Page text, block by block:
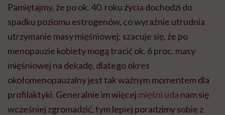
Pamiętajmy, że po ok. 40. roku życia dochodzi do
spadku poziomu estrogenów, co wyraźnie utrudnia
utrzymanie masy mięśniowej; szacuje się, że po
menopauzie kobiety mogą tracić ok. 6 proc. masy
mięśniowej na dekadę, dlatego okres
okołomenopauzalny jest tak ważnym momentem dla
profilaktyki. Generalnie im więcej mięśni uda nam się
wcześniej zgromadzić, tym lepiej poradzimy sobie z